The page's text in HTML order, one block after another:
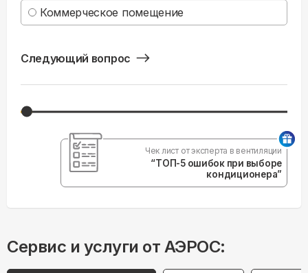
Коммерческое помещение
Следующий вопрос
Чек лист от эксперта в вентиляции
“ТОП-5 ошибок при выборе
кондиционера”
Сервис и услуги от АЭРОС: